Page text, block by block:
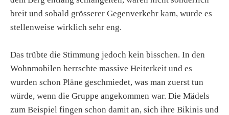
breit und sobald grösserer Gegenverkehr kam, wurde es
stellenweise wirklich sehr eng.
Das trübte die Stimmung jedoch kein bisschen. In den
Wohnmobilen herrschte massive Heiterkeit und es
wurden schon Pläne geschmiedet, was man zuerst tun
würde, wenn die Gruppe angekommen war. Die Mädels
zum Beispiel fingen schon damit an, sich ihre Bikinis und